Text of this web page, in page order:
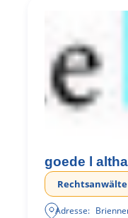
goede l
Rechtsanwälte
Adresse: